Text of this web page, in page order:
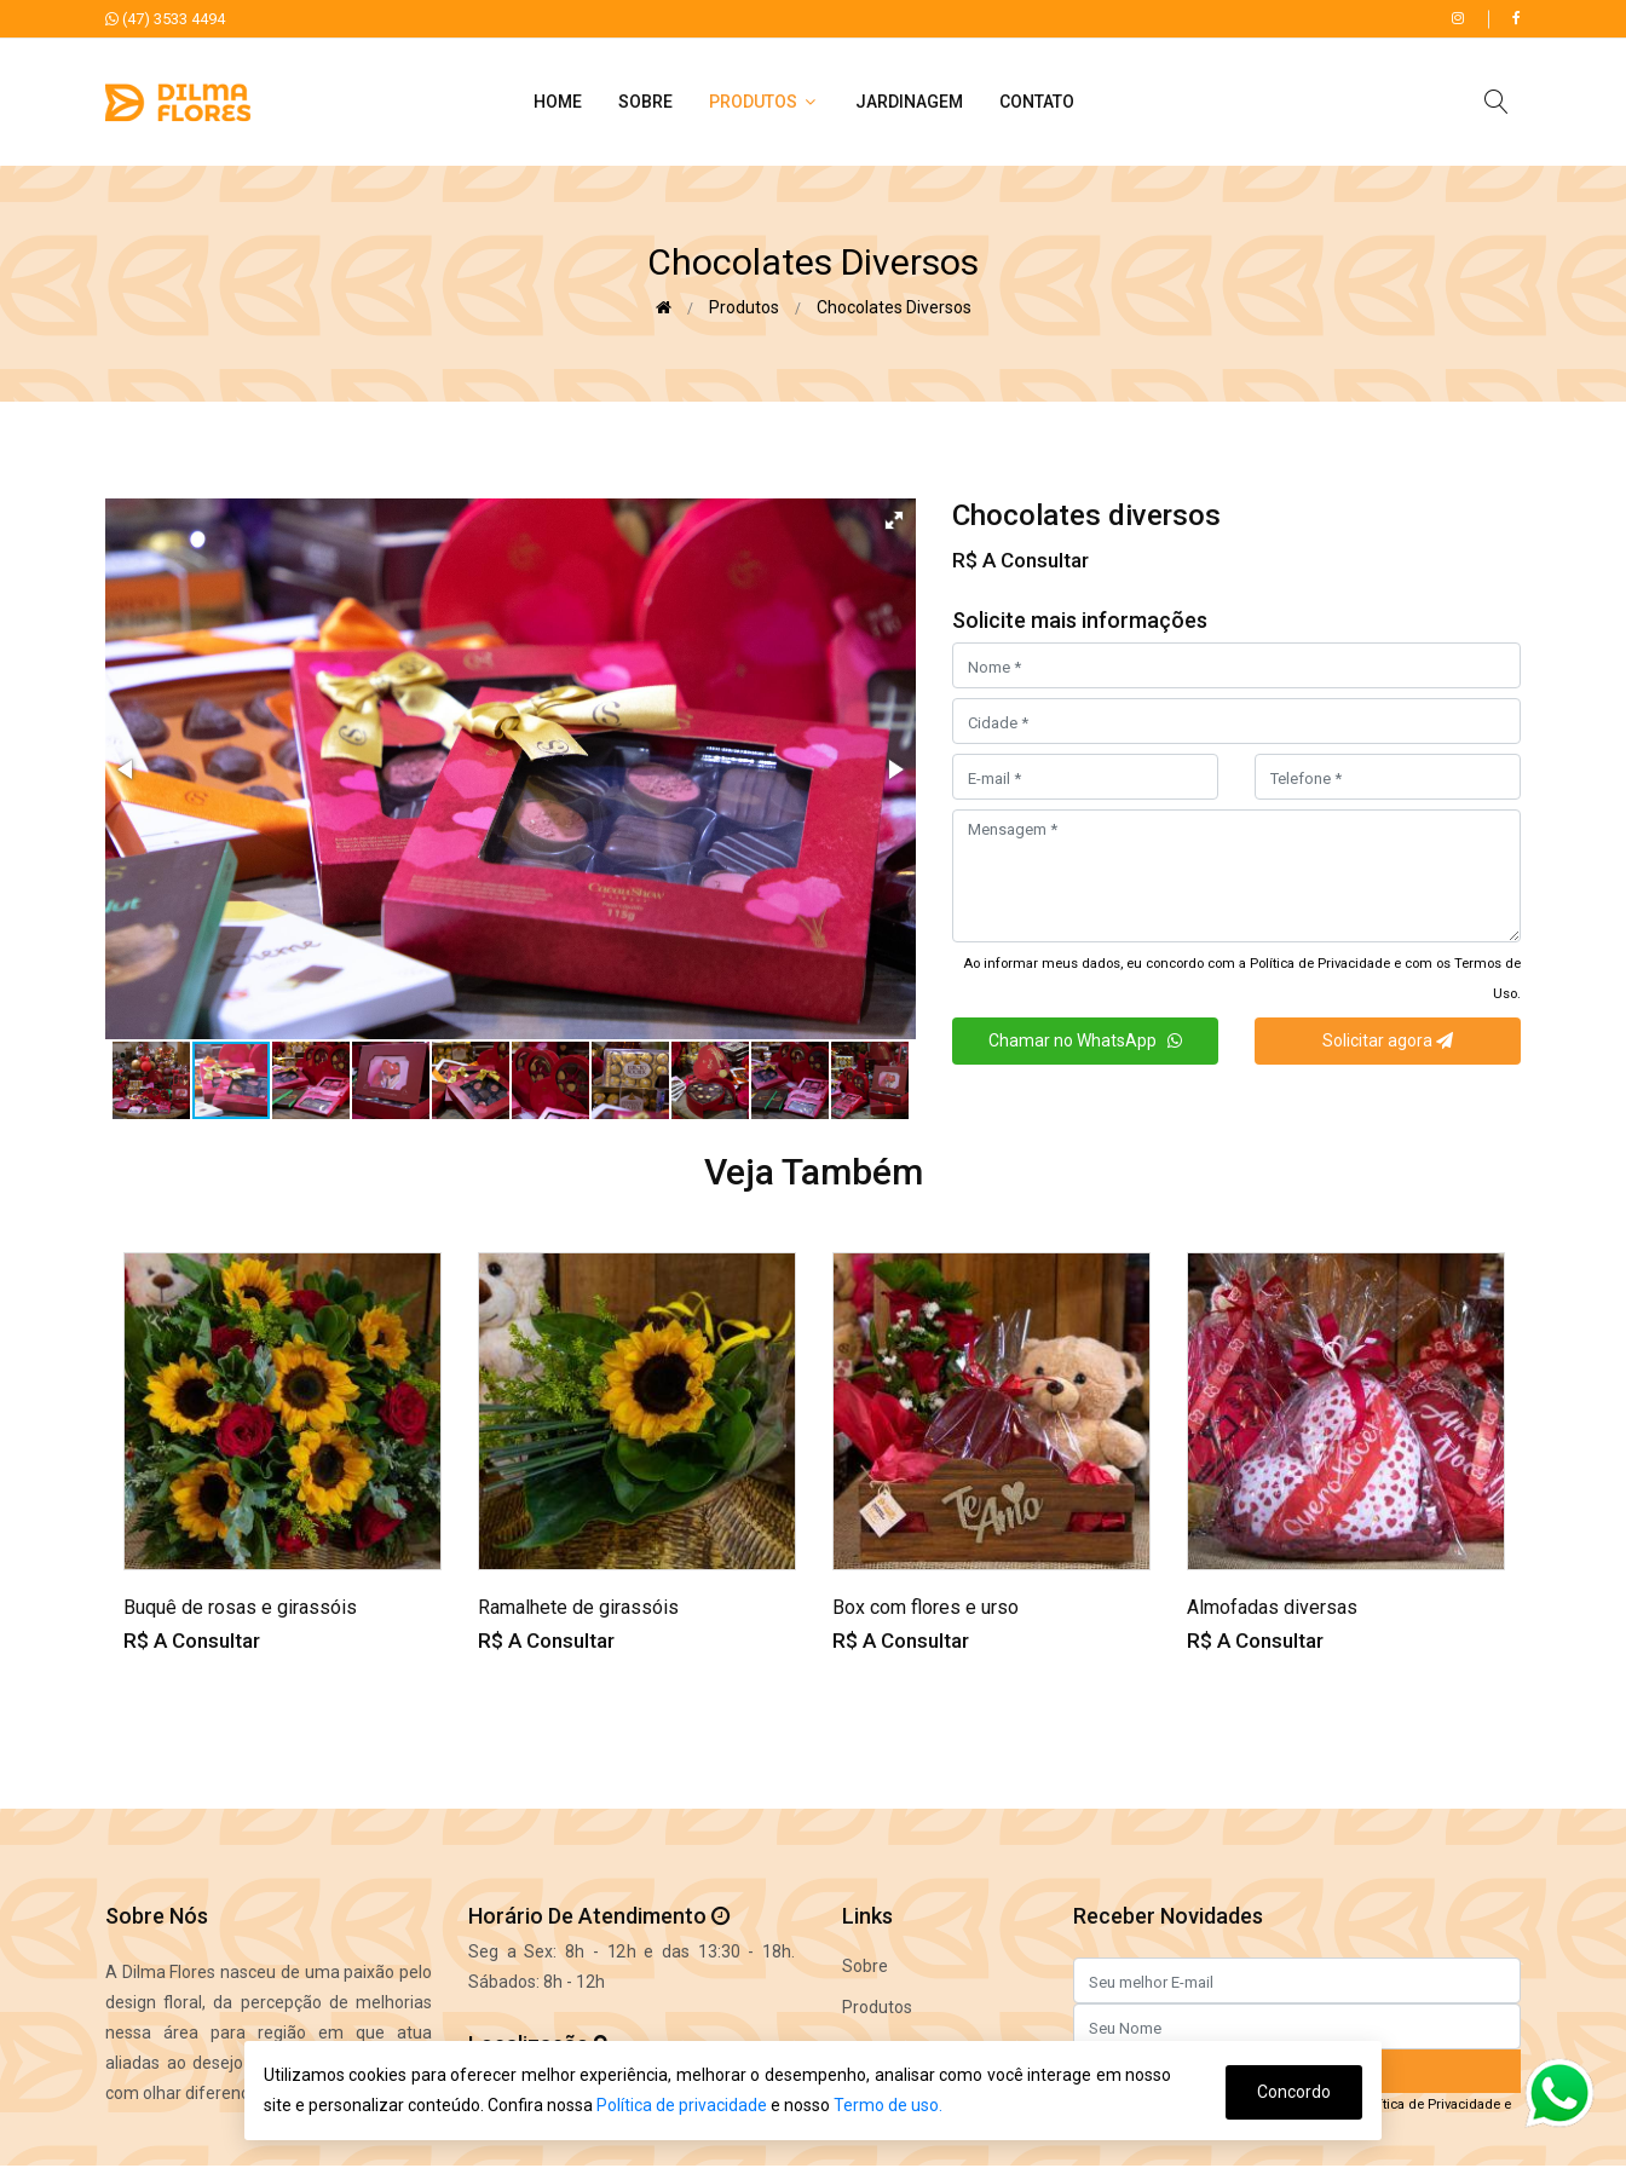
(47) 3533 4494
HOME SOBRE PRODUTOS JARDINAGEM CONTATO
Chocolates Diversos
Produtos Chocolates Diversos
Chocolates diversos
R$ A Consultar
Solicite mais informações
Ao informar meus dados, eu concordo com a Política de Privacidade e com os Termos de
Uso.
Chamar no WhatsApp Solicitar agora
Veja Também
Buquê de rosas e girassóis
R$ A Consultar
Ramalhete de girassóis
R$ A Consultar
Box com flores e urso
R$ A Consultar
Almofadas diversas
R$ A Consultar
Utilizamos cookies para oferecer melhor experiência, melhorar o desempenho, analisar como você interage em nosso
site e personalizar conteúdo. Confira nossa Política de privacidade e nosso Termo de uso.
Concordo
Sobre Nós
A Dilma Flores nasceu de uma paixão pelo
design floral, da percepção de melhorias
nessa área para região em que atua
aliadas ao desejo de atender as pessoas
com olhar diferenciado e exigente.
Horário De Atendimento
Seg a Sex: 8h - 12h e das 13:30 - 18h.
Sábados: 8h - 12h
Localização
R. Emílio Altemburg, 82 - Centro,
Ituporanga - SC, 88400-000
Links
Sobre
Produtos
Contato
Receber Novidades
Enviar Agora
Política de Privacidade e